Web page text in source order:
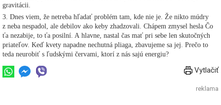
gravitácii.
3. Dnes viem, že netreba hľadať problém tam, kde nie je. Že nikto múdry
z neba nespadol, ale debilov ako keby zhadzovali. Chápem zmysel hesla Čo
ťa nezabije, to ťa posilní. A hlavne, nastal čas mať pri sebe len skutočných
priateľov. Keď kvety napadne nechutná pliaga, zbavujeme sa jej. Prečo to
teda neurobiť s ľudskými červami, ktorí z nás sajú energiu?
Vytlačiť
reklama